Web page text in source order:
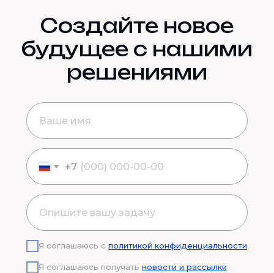
Создайте новое
будущее с нашими
решениями
+7
Я соглашаюсь с политикой конфиденциальности
Я соглашаюсь получать новости и рассылки